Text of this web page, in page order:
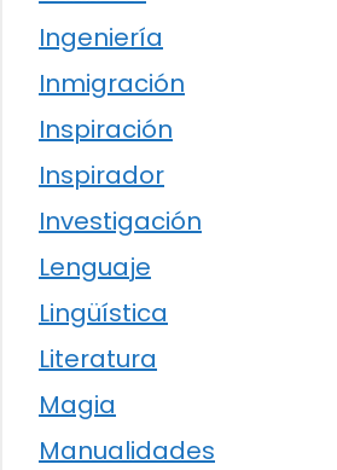
Ingeniería
Inmigración
Inspiración
Inspirador
Investigación
Lenguaje
Lingüística
Literatura
Magia
Manualidades